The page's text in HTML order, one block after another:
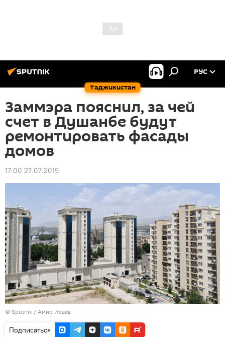
Таджикистан
РУС
Заммэра пояснил, за чей
счет в Душанбе будут
ремонтировать фасады
домов
17:00 27.07.2019
© Sputnik / Амир Исаев
Подписаться